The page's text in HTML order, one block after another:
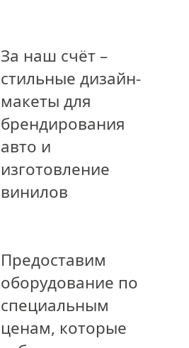
За наш счёт –
стильные дизайн-
макеты для
брендирования
авто и
изготовление
винилов
Предоставим
оборудование по
специальным
ценам, которые